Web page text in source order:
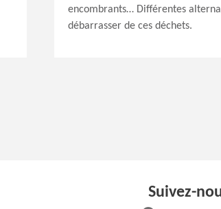
encombrants… Différentes
débarrasser de ces déchets.
Suivez-